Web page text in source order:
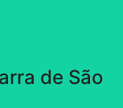
de São